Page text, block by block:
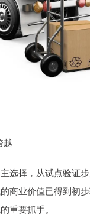
越
选择，从试点验证
商业价值已得到初
重要抓手。